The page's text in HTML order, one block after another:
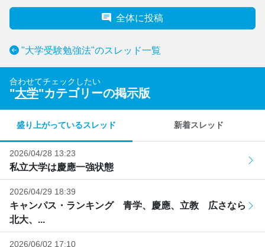
全体に投稿
"大学受験勉強法"のスレッド一覧
合わせてチェックしたい
"大学"カテゴリーの掲示版
盛り上がっているスレッド 新着スレッド
2026/04/28 13:23
私立大学は慶應一強状態
2026/04/29 18:39
キャンパス・ランキング 青学、慶應、立教 広さなら
北大、...
2026/06/02 17:10